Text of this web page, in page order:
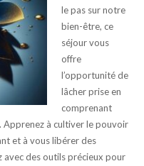
le pas sur notre
bien-être, ce
séjour vous
offre
l’opportunité de
lâcher prise en
comprenant
Apprenez à cultiver le pouvoir
et à vous libérer des
avec des outils précieux pour